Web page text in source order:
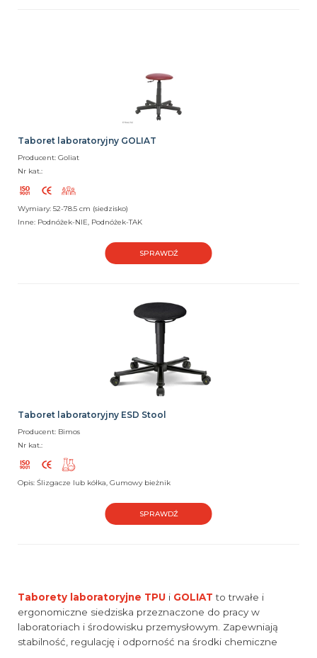
Taboret laboratoryjny GOLIAT
Producent: Goliat
Nr kat.:
Wymiary: 52-78.5 cm (siedzisko)
Inne: Podnóżek-NIE, Podnóżek-TAK
SPRAWDŹ
Taboret laboratoryjny ESD Stool
Producent: Bimos
Nr kat.:
Opis: Ślizgacze lub kółka, Gumowy bieżnik
SPRAWDŹ
Taborety laboratoryjne TPU i GOLIAT to trwałe i
ergonomiczne siedziska przeznaczone do pracy w
laboratoriach i środowisku przemysłowym. Zapewniają
stabilność, regulację i odporność na środki chemiczne